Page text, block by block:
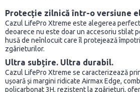
Protecție zilnică într-o versiune
Cazul LifePro Xtreme este alegerea
deoarece nu este doar un accesoriu stilat
husă de neînlocuit care îl protejează
zgârieturilor.
Ultra subțire. Ultra durabil.
Cazul LifePro Xtreme se caracterizează
ușoară și margini ridicate Airmax Edge,
policarbonat 3H, rezistent la zgârieturi,